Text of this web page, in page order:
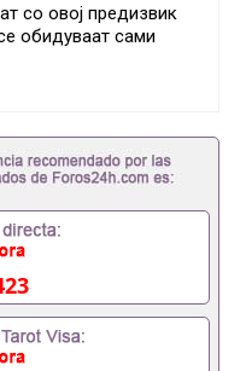
со овој предизвик
обидуваат сами
професионален
кој дава реални
поддршка.
тим од
лица и
проценка:
кои супстанци се